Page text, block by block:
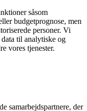
såsom
budgetprognose, men
personer. Vi
til analytiske og
vores tjenester.
samarbejdspartnere, der